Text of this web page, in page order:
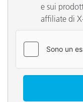
e sui
affiliate di